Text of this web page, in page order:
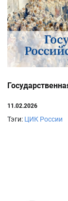
11.02.2026
Тэги: ЦИК России